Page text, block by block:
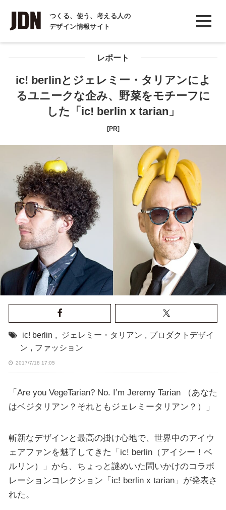
つくる、使う、考える人の
デザイン情報サイト
INTERVIEW
インタビュー
REPORT
COLUMN
コラム
レポート
ic! berlinとジェレミー・タリアンによ
るユニークな企み、野菜をモチーフに
した「ic! berlin x tarian」
[PR]
ic! berlin , ジェレミー・タリアン , プロダクトデザイ
ン , ファッション
2017/7/18 17:05
「Are you VegeTarian? No. I’m Jeremy Tarian （あなた
はベジタリアン？それともジェレミータリアン？）」
斬新なデザインと最高の掛け心地で、世界中のアイウ
ェアファンを魅了してきた「ic! berlin（アイシー！ベ
ルリン）」から、ちょっと謎めいた問いかけのコラボ
レーションコレクション「ic! berlin x tarian」が発表さ
れた。